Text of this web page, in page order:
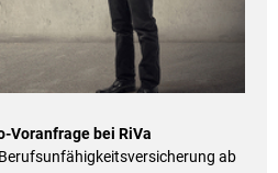
Voranfrage bei RiVa
ab